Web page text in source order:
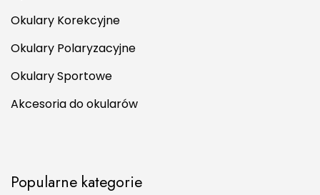
Okulary Korekcyjne
Okulary Polaryzacyjne
Okulary Sportowe
Akcesoria do okularów
Popularne kategorie